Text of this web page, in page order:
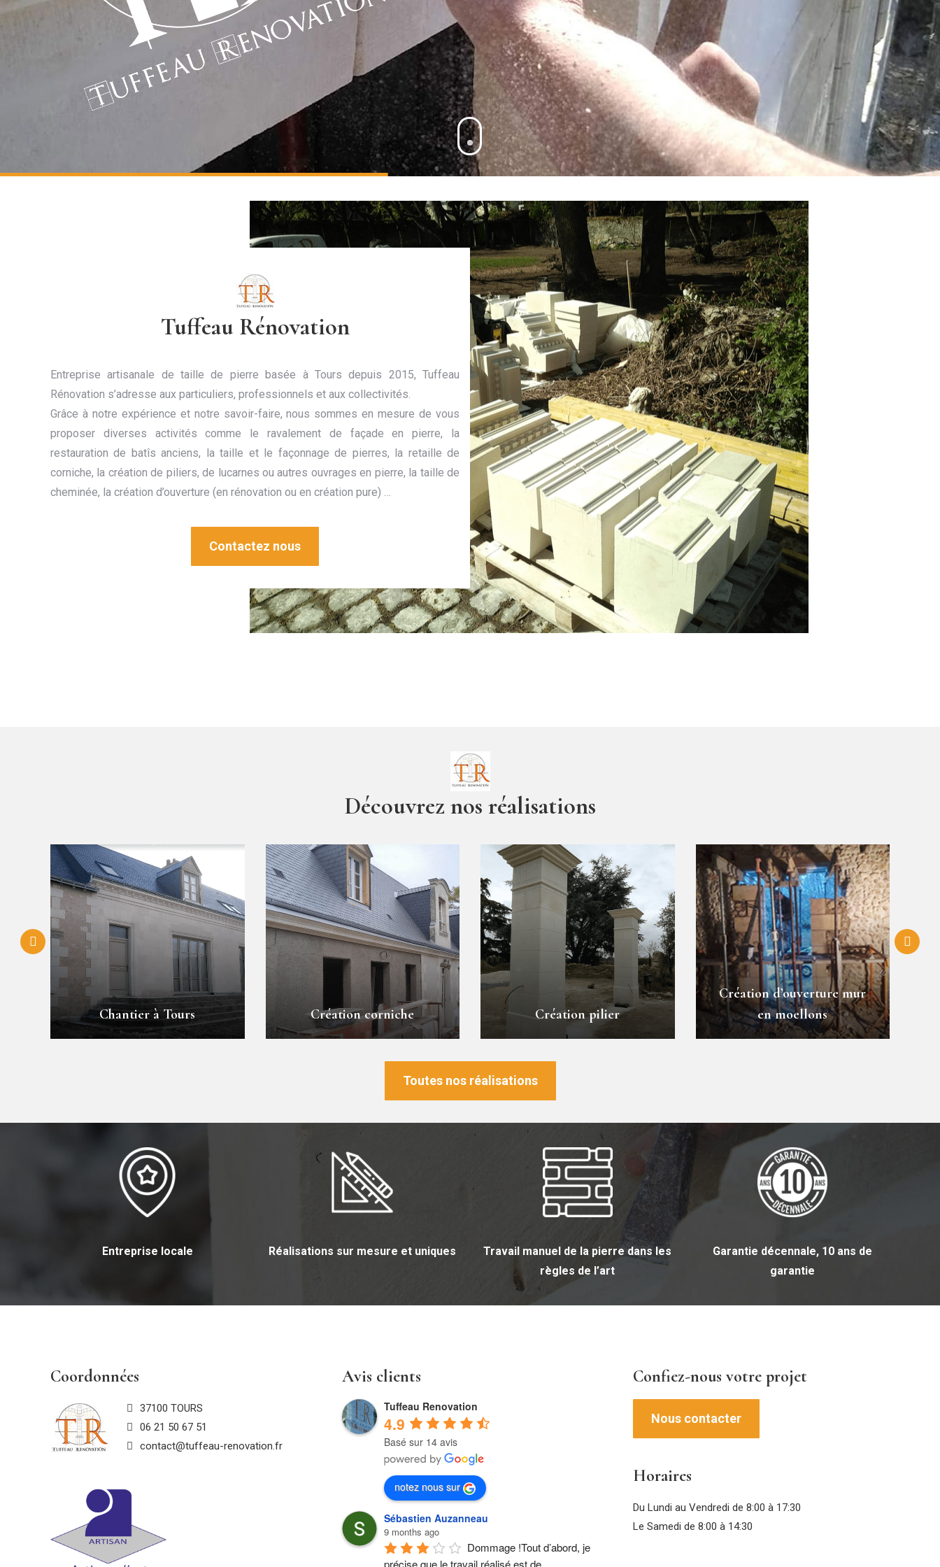
Tuffeau Rénovation
Entreprise artisanale de taille de pierre basée à Tours depuis 2015, Tuffeau
Rénovation s’adresse aux particuliers, professionnels et aux collectivités.
Grâce à notre expérience et notre savoir-faire, nous sommes en mesure de vous
proposer diverses activités comme le ravalement de façade en pierre, la
restauration de batîs anciens, la taille et le façonnage de pierres, la retaille de
corniche, la création de piliers, de lucarnes ou autres ouvrages en pierre, la taille de
cheminée, la création d’ouverture (en rénovation ou en création pure) …
Contactez nous
Découvrez nos réalisations
Chantier à Tours Création corniche Création pilier
Création d’ouverture mur
en moellons
Toutes nos réalisations
Entreprise locale Réalisations sur mesure et uniques Travail manuel de la pierre dans les
règles de l’art
Garantie décennale, 10 ans de
garantie
Coordonnées
37100 TOURS
06 21 50 67 51
contact@tuffeau-renovation.fr
Avis clients
Tuffeau Renovation
4.9
Basé sur 14 avis
notez nous sur
Sébastien Auzanneau
9 months ago
Dommage !Tout d’abord, je
précise que le travail réalisé est de
Confiez-nous votre projet
Nous contacter
Horaires
Du Lundi au Vendredi de 8:00 à 17:30
Le Samedi de 8:00 à 14:30